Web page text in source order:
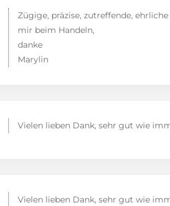
Zügige, präzise, zutreffende,
mir beim Handeln,
danke
Marylin
Vielen lieben Dank, sehr gut wie
Vielen lieben Dank, sehr gut wie